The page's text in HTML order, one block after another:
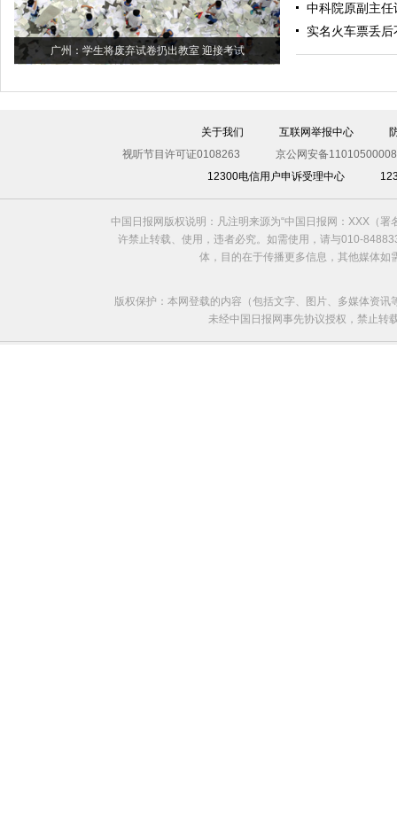
广州：学生将废弃试卷扔出教室 迎接考试
中科院原副主
实名火车票丢
关于我们 互联网举报中心
视听节目许可证0108263
京公网安备
12300电信用户申诉受理中心
中国日报网版权说明：凡注明来源为“中国日报网：XXX（
许禁止转载、使用，违者必究。如需使用，请与010-
体，目的在于传播更多信息，其他媒体
版权保护：本网登载的内容（包括文字、图片、多媒体资
未经中国日报网事先协议授权，禁止转